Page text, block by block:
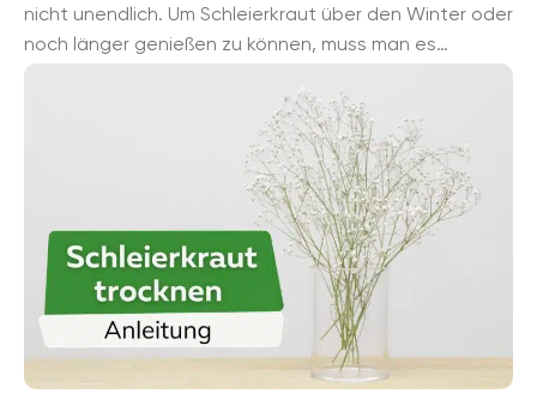
nicht unendlich. Um Schleierkraut über den Winter oder
noch länger genießen zu können, muss man es